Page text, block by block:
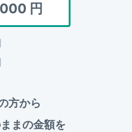
円
方から
まの金額を